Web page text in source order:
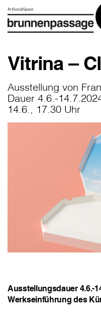
Vitrina –
Ausstellung von
Dauer 4.6.-
14.6., 17.30 Uhr
Ausstellungsdauer 4.6.-
Werkseinführung des